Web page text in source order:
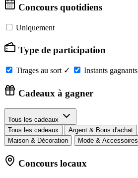
Concours quotidiens
Uniquement
Type de participation
Tirages au sort ✓ Instants gagnants
Cadeaux à gagner
Tous les cadeaux
Tous les cadeaux
Argent & Bons d'achat
Maison & Décoration
Mode & Accessoires
Concours locaux